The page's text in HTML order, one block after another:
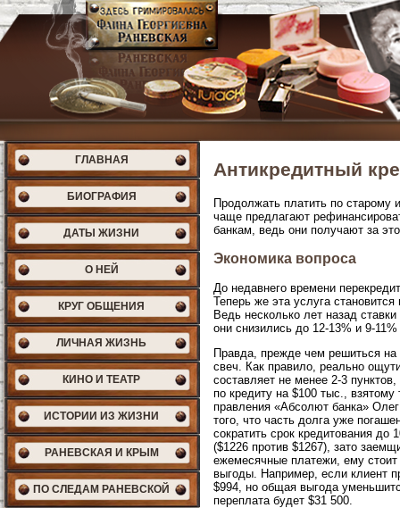
ГЛАВНАЯ
БИОГРАФИЯ
ДАТЫ ЖИЗНИ
О НЕЙ
КРУГ ОБЩЕНИЯ
ЛИЧНАЯ ЖИЗНЬ
КИНО И ТЕАТР
ИСТОРИИ ИЗ ЖИЗНИ
РАНЕВСКАЯ И КРЫМ
ПО СЛЕДАМ РАНЕВСКОЙ
Антикредитный
Продолжать платить по старому
чаще предлагают
банкам, ведь они получают за
Экономика вопроса
До недавнего времени
Теперь же эта услуга
Ведь несколько лет назад
они снизились до 12-13% и 9-11%
Правда, прежде чем решиться на
свеч. Как правило, реально
составляет не менее 2-3
по кредиту на $100 тыс.,
правления «Абсолют банка»
того, что часть долга уже
сократить срок кредитования
($1226 против $1267), зато
ежемесячные платежи, ему
выгоды. Например, если клиент
$994, но общая выгода
переплата будет $31 500.